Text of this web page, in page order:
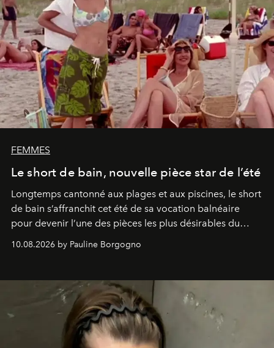
FEMMES
Le short de bain, nouvelle pièce star de l’été
Longtemps cantonné aux plages et aux piscines, le short
de bain s’affranchit cet été de sa vocation balnéaire
pour devenir l’une des pièces les plus désirables du
10.08.2026 by Pauline Borgogno